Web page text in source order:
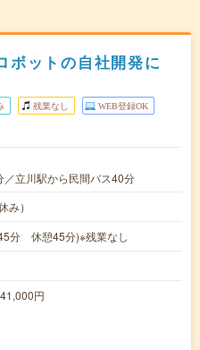
ボットの自社開発に
残業なし WEB登録OK
立川駅から民間バス40分
み）
分 休憩45分)※残業なし
円